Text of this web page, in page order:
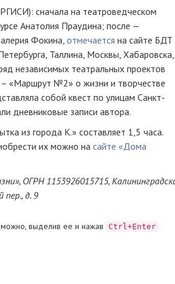
сначала на театроведческом
Анатолия Праудина; после —
Фокина, отмечается на сайте БДТ
Таллина, Москвы, Хабаровска,
независимых театральных проектов
– «Маршрут №2» о жизни и творчестве
собой квест по улицам Санкт-
дневниковые записи автора.
из города К.» составляет 1,5 часа.
их можно на сайте «Дома
ОГРН 1153926015715,
пер., д. 9
выделив ее и нажав Ctrl+Enter